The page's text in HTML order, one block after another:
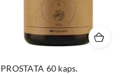
PROSTATA 60 kaps.